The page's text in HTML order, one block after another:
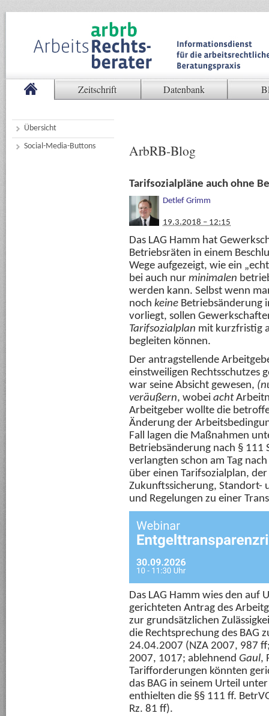
Zeitschrift Datenbank
Übersicht
Social-Media-Buttons
ArbRB-Blog
Tarifsozialpläne auch ohne
Detlef Grimm
19.3.2018 – 12:15
Das LAG Hamm hat
Betriebsräten in einem
Wege aufgezeigt, wie ein
bei auch nur minimalen
werden kann. Selbst wenn
noch keine Betriebsänderung
vorliegt, sollen
Tarifsozialplan mit kurzfristig
begleiten können.
Der antragstellende
einstweiligen Rechtsschutzes
war seine Absicht gewesen,
veräußern, wobei acht
Arbeitgeber wollte die
Änderung der
Fall lagen die Maßnahmen
Betriebsänderung nach § 111
verlangten schon am Tag
über einen Tarifsozialplan,
Zukunftssicherung, Standort-
und Regelungen zu einer
Das LAG Hamm wies den auf
gerichteten Antrag des
zur grundsätzlichen
die Rechtsprechung des BAG
24.04.2007 (NZA 2007, 987
2007, 1017; ablehnend Gaul,
Tarifforderungen könnten
das BAG in seinem Urteil
enthielten die §§ 111 ff.
Rz. 81 ff).